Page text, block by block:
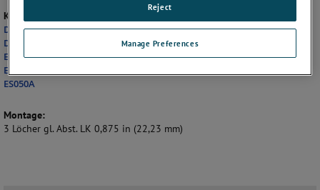
Kompatible Motoren:
DC040B
DC054B
EC057C
ES040A
ES050A
Montage:
3 Löcher gl. Abst. LK 0,875 in (22,23 mm)
Manage Preferences
Reject